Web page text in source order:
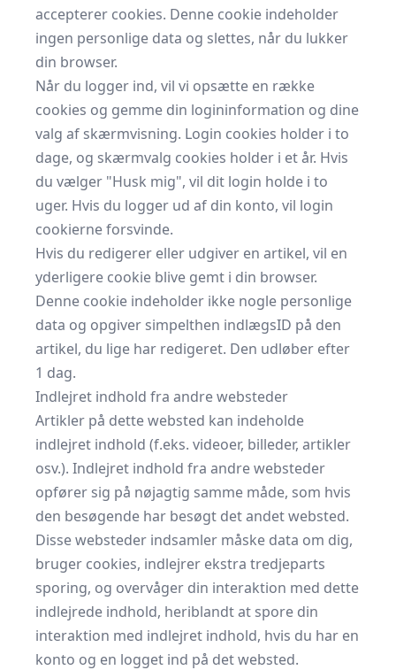
accepterer cookies. Denne cookie indeholder
ingen personlige data og slettes, når du lukker
din browser.
Når du logger ind, vil vi opsætte en række
cookies og gemme din logininformation og dine
valg af skærmvisning. Login cookies holder i to
dage, og skærmvalg cookies holder i et år. Hvis
du vælger "Husk mig", vil dit login holde i to
uger. Hvis du logger ud af din konto, vil login
cookierne forsvinde.
Hvis du redigerer eller udgiver en artikel, vil en
yderligere cookie blive gemt i din browser.
Denne cookie indeholder ikke nogle personlige
data og opgiver simpelthen indlægsID på den
artikel, du lige har redigeret. Den udløber efter
1 dag.
Indlejret indhold fra andre websteder
Artikler på dette websted kan indeholde
indlejret indhold (f.eks. videoer, billeder, artikler
osv.). Indlejret indhold fra andre websteder
opfører sig på nøjagtig samme måde, som hvis
den besøgende har besøgt det andet websted.
Disse websteder indsamler måske data om dig,
bruger cookies, indlejrer ekstra tredjeparts
sporing, og overvåger din interaktion med dette
indlejrede indhold, heriblandt at spore din
interaktion med indlejret indhold, hvis du har en
konto og en logget ind på det websted.